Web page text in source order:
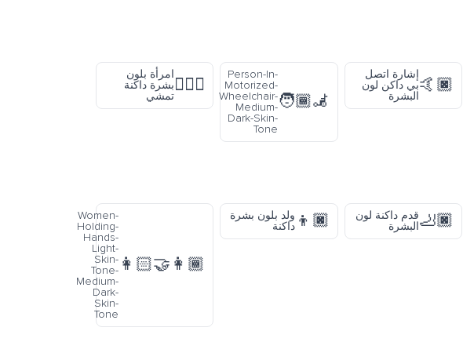
🤙🏿
إشارة اتصل
بي داكن لون
البشرة
🧑🏾‍🦼
Person-In-
Motorized-
Wheelchair-
Medium-
Dark-Skin-
Tone
🚶🏿‍♀️
امرأة بلون
بشرة داكنة
تمشي
🦶🏿قدم داكنة لون
البشرة
👦🏿 ولد بلون بشرة
داكنة
👩🏻‍🤝‍👩🏾
Women-
Holding-
Hands-
Light-
Skin-
Tone-
Medium-
Dark-
Skin-
Tone